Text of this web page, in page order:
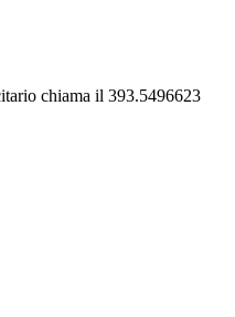
chiama il 393.5496623